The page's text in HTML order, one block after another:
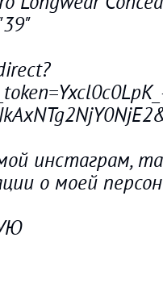
инстаграм,
о моей